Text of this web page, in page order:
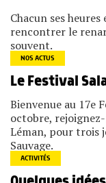
Chacun ses
rencontrer le
souvent.
NOS ACTUS
Le Festival
Bienvenue au 17e
octobre,
Léman, pour trois
Sauvage.
ACTIVITÉS